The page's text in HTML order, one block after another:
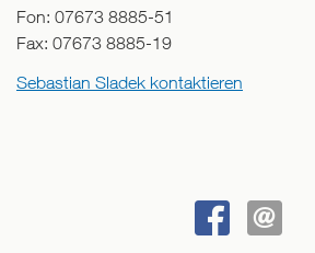
Fon: 07673 8885-51
Fax: 07673 8885-19
Sebastian Sladek kontaktieren